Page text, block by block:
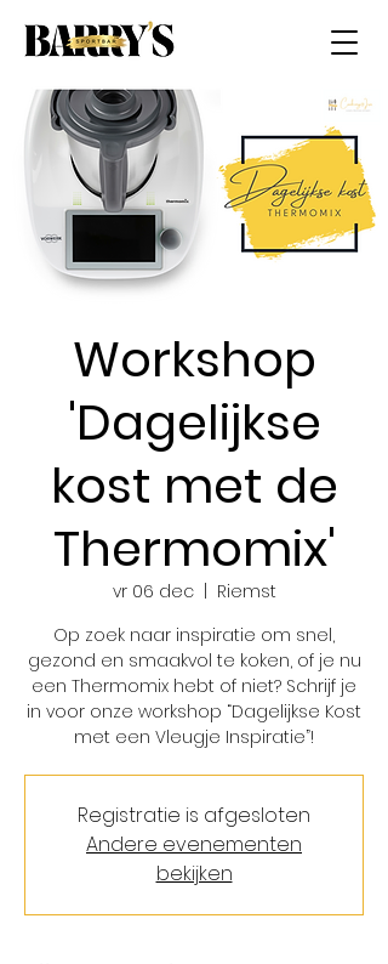
Workshop
'Dagelijkse
kost met de
Thermomix'
vr 06 dec
  |
Riemst
Op zoek naar inspiratie om snel,
gezond en smaakvol te koken, of je nu
een Thermomix hebt of niet? Schrijf je
in voor onze workshop “Dagelijkse Kost
met een Vleugje Inspiratie”!
Registratie is afgesloten
Andere evenementen
bekijken